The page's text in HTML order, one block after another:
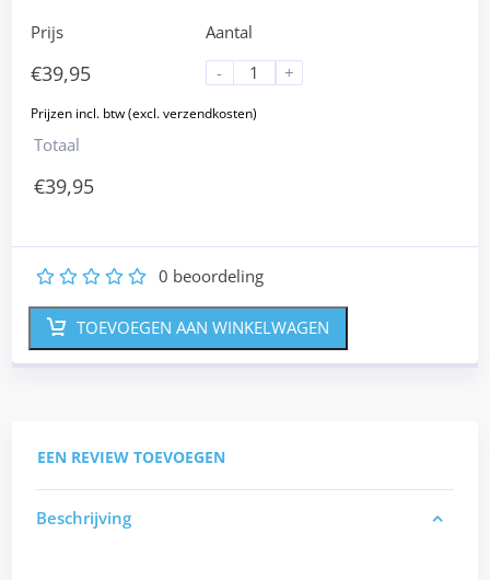
Prijs
€39,95
Aantal
-
+
Totaal
€39,95
5
4
3
2 0 beoordeling
TOEVOEGEN AAN WINKELWAGEN
EEN REVIEW TOEVOEGEN
Beschrijving